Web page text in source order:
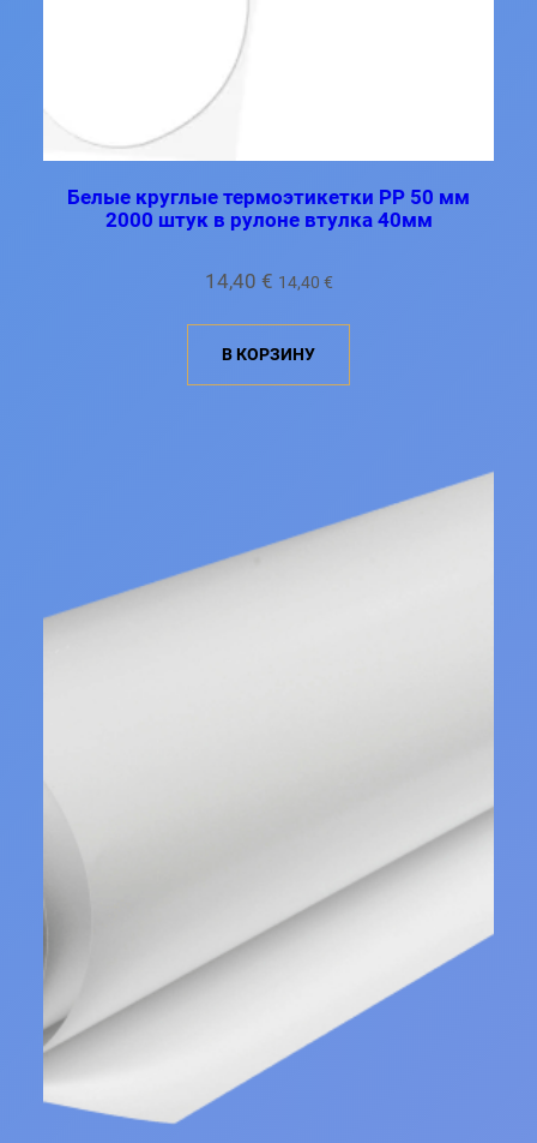
Белые круглые термоэтикетки PP 50 мм
2000 штук в рулоне втулка 40мм
14,40 € 14,40 €
В КОРЗИНУ